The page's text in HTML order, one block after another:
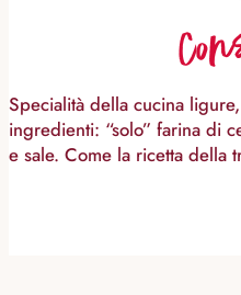
Specialità della cucina
ingredienti: “solo” farina di
e sale. Come la ricetta della